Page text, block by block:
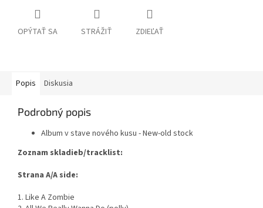
OPÝTAŤ SA STRÁŽIŤ ZDIEĽAŤ
Popis Diskusia
Podrobný popis
Album v stave nového kusu - New-old stock
Zoznam skladieb/tracklist:
Strana A/A side:
1. Like A Zombie